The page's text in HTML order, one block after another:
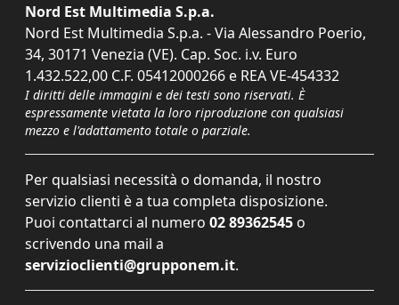
Nord Est Multimedia S.p.a.
Nord Est Multimedia S.p.a. - Via Alessandro Poerio,
34, 30171 Venezia (VE). Cap. Soc. i.v. Euro
1.432.522,00 C.F. 05412000266 e REA VE-454332
I diritti delle immagini e dei testi sono riservati. È
espressamente vietata la loro riproduzione con qualsiasi
mezzo e l'adattamento totale o parziale.
Per qualsiasi necessità o domanda, il nostro
servizio clienti è a tua completa disposizione.
Puoi contattarci al numero 02 89362545 o
scrivendo una mail a
servizioclienti@grupponem.it.